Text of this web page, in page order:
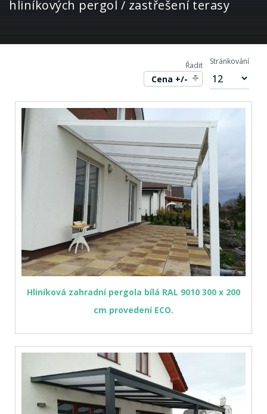
hliníkových pergol / zastřešení terasy
Řadit
Cena +/-
Stránkování
Hliníková zahradní pergola bílá RAL 9010 300 x 200
cm provedení ECO.